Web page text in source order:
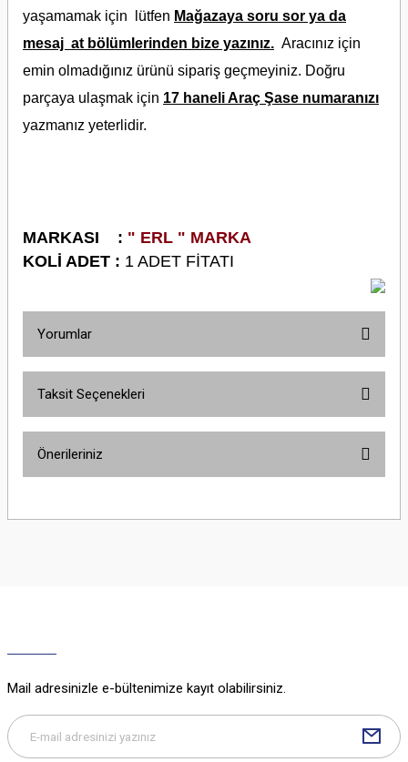
yaşamamak için lütfen Mağazaya soru sor ya da
mesaj at bölümlerinden bize yazınız. Aracınız için
emin olmadığınız ürünü sipariş geçmeyiniz. Doğru
parçaya ulaşmak için 17 haneli Araç Şase numaranızı
yazmanız yeterlidir.
MARKASI : " ERL " MARKA
KOLİ ADET : 1 ADET FİTATI
Yorumlar
Taksit Seçenekleri
Önerileriniz
yetersiz gördüğünüz noktaları öneri formunu kullanarak tarafımıza
Bu ürüne benzer farklı alternatifler olmalı.
Mail adresinizle e-bültenimize kayıt olabilirsiniz.